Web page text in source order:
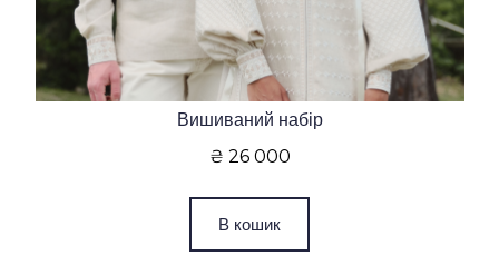
Вишиваний набір
₴ 26 000
В кошик